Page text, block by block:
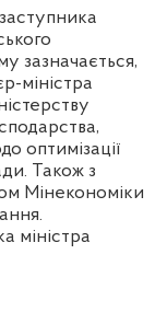
зазначається,
міністра
оптимізації
Також з
Мінекономіки
міністра